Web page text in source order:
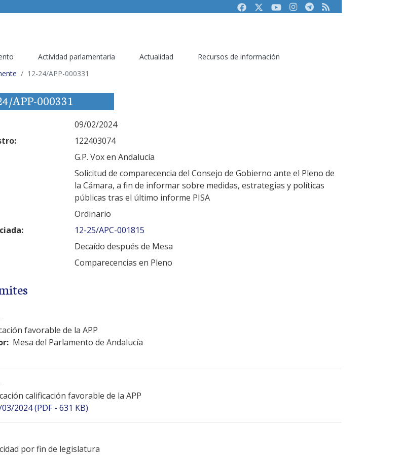
FacebookTwitterYoutubeInstagram
Telegram
RSS
Actividad parlamentaria Actualidad
Recursos de información
12-24/APP-000331
APP-000331
09/02/2024
122403074
G.P. Vox en Andalucía
Solicitud de comparecencia del Consejo de Gobierno ante el Pleno de
la Cámara, a fin de informar sobre medidas, estrategias y políticas
públicas tras el último informe PISA
Ordinario
12-25/APC-001815
Decaído después de Mesa
Comparecencias en Pleno
favorable de la APP
Mesa del Parlamento de Andalucía
calificación favorable de la APP
2024 (PDF - 631 KB)
por fin de legislatura